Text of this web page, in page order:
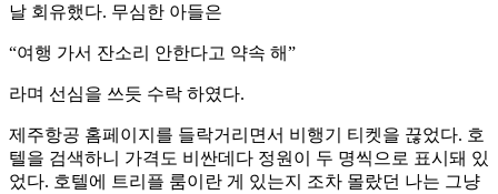
날 회유했다. 무심한 아들은
“여행 가서 잔소리 안한다고 약속 해”
라며 선심을 쓰듯 수락 하였다.
제주항공 홈페이지를 들락거리면서 비행기 티켓을 끊었다. 호
텔을 검색하니 가격도 비싼데다 정원이 두 명씩으로 표시돼 있
었다. 호텔에 트리플 룸이란 게 있는지 조차 몰랐던 나는 그냥